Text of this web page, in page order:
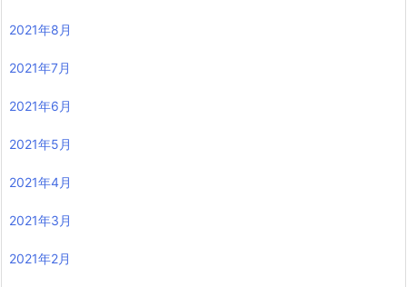
2021年8月
2021年7月
2021年6月
2021年5月
2021年4月
2021年3月
2021年2月